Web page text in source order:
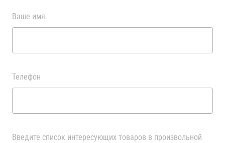
Ваше имя
Телефон
Введите список интересующих товаров в произвольной